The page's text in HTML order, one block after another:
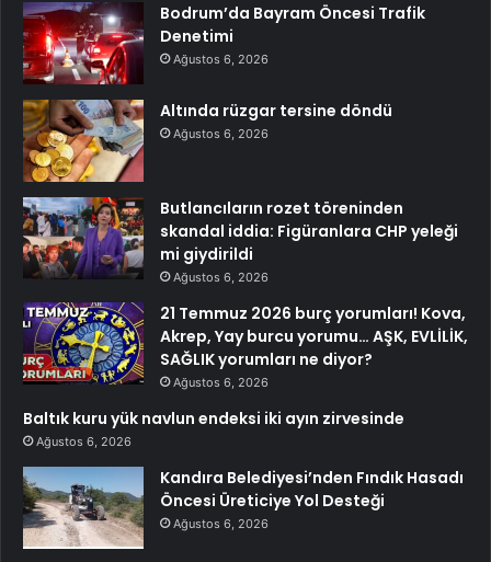
Bodrum’da Bayram Öncesi Trafik
Denetimi
Ağustos 6, 2026
Altında rüzgar tersine döndü
Ağustos 6, 2026
Butlancıların rozet töreninden
skandal iddia: Figüranlara CHP yeleği
mi giydirildi
Ağustos 6, 2026
21 Temmuz 2026 burç yorumları! Kova,
Akrep, Yay burcu yorumu… AŞK, EVLİLİK,
SAĞLIK yorumları ne diyor?
Ağustos 6, 2026
Baltık kuru yük navlun endeksi iki ayın zirvesinde
Ağustos 6, 2026
Kandıra Belediyesi’nden Fındık Hasadı
Öncesi Üreticiye Yol Desteği
Ağustos 6, 2026